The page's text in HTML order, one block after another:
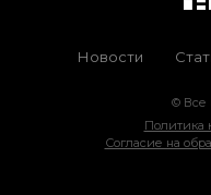
© Все
Согласие на
Политика
Новости